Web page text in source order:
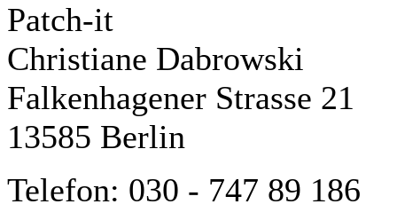
Patch-it
Christiane Dabrowski
Falkenhagener Strasse 21
13585 Berlin
Telefon: 030 - 747 89 186